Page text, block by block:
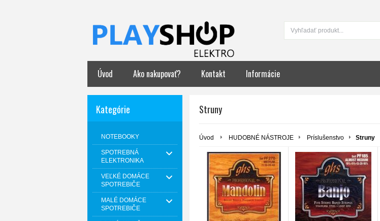
Úvod Ako nakupovať? Kontakt Informácie
Kategórie
NOTEBOOKY
SPOTREBNÁ
ELEKTRONIKA
VEĽKÉ DOMÁCE
SPOTREBIČE
MALÉ DOMÁCE
SPOTREBIČE
Struny
Úvod HUDOBNÉ NÁSTROJE Príslušenstvo Struny